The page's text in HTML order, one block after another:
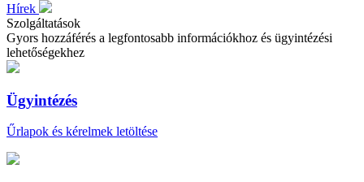
Hírek
Szolgáltatások
Gyors hozzáférés a legfontosabb információkhoz és ügyintézési
lehetőségekhez
Ügyintézés
Űrlapok és kérelmek letöltése